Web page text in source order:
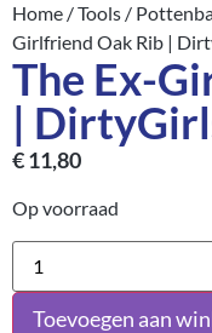
Home /Tools /
Girlfriend Oak Rib |
The Ex-
|
€11,80
Op voorraad
Toevoegen aan